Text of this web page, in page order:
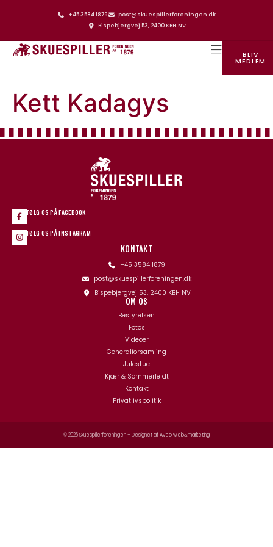
+45 3584 1879
post@skuespillerforeningen.dk
Bispebjergvej 53, 2400 KBH NV
BLIV
MEDLEM
Kett Kadagys
FØLG OS PÅ FACEBOOK
FØLG OS PÅ INSTAGRAM
KONTAKT
+45 3584 1879
post@skuespillerforeningen.dk
Bispebjergvej 53, 2400 KBH NV
OM OS
Bestyrelsen
Fotos
Videoer
Generalforsamling
Julestue
Kjær & Sommerfeldt
Kontakt
Privatlivspolitik
© 2026 Skuespillerforeningen – Designet afAveo web&marketing